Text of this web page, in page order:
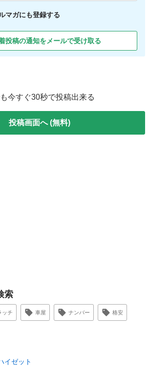
マガにも登録する
投稿の通知をメールで受け取る
今すぐ30秒で投稿出来る
投稿画面へ (無料)
索
ッチ 車屋 ナンバー 格安
イゼット